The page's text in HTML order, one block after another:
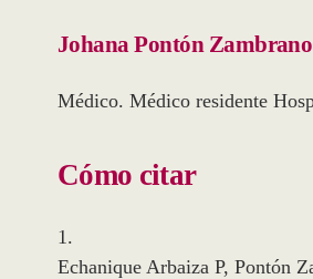
Johana Pontón Zambrano
Médico. Médico residente
Cómo citar
1.
Echanique Arbaiza P, Pontón